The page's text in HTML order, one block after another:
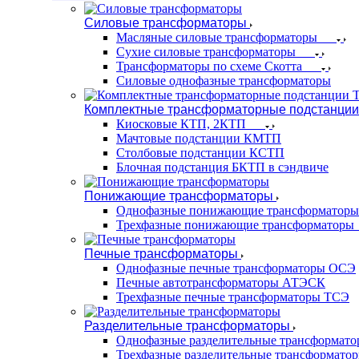
Силовые трансформаторы
Масляные силовые трансформаторы
Сухие силовые трансформаторы
Трансформаторы по схеме Скотта
Силовые однофазные трансформаторы
Комплектные трансформаторные
Киосковые КТП, 2КТП
Мачтовые подстанции КМТП
Столбовые подстанции КСТП
Блочная подстанция БКТП в сэндвиче
Понижающие трансформаторы
Однофазные понижающие трансформаторы
Трехфазные понижающие трансформаторы
Печные трансформаторы
Однофазные печные трансформаторы ОСЭ
Печные автотрансформаторы АТЭСК
Трехфазные печные трансформаторы ТСЭ
Разделительные трансформаторы
Однофазные разделительные
Трехфазные разделительные